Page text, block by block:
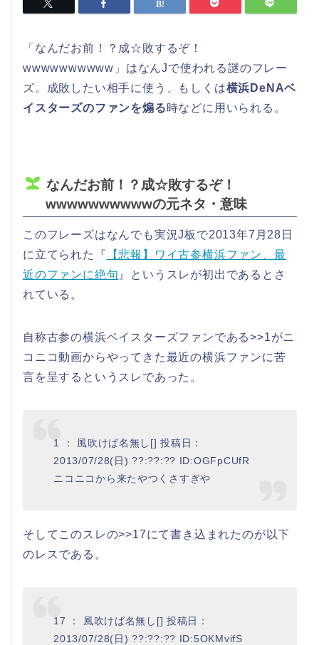
「なんだお前！？成☆敗するぞ！
wwwwwwwwww」はなんJで使われる謎のフレー
ズ。成敗したい相手に使う、もしくは横浜DeNAベ
イスターズのファンを煽る時などに用いられる。
なんだお前！？成☆敗するぞ！
wwwwwwwwwwの元ネタ・意味
このフレーズはなんでも実況J板で2013年7月28日
に立てられた『 【悲報】ワイ古参横浜ファン、最
近のファンに絶句 』というスレが初出であるとさ
れている。
自称古参の横浜ベイスターズファンである>>1がニ
コニコ動画からやってきた最近の横浜ファンに苦
言を呈するというスレであった。
1 ： 風吹けば名無し[] 投稿日：
2013/07/28(日) ??:??:?? ID:OGFpCUfR
ニコニコから来たやつくさすぎや
そしてこのスレの>>17にて書き込まれたのが以下
のレスである。
17 ： 風吹けば名無し[] 投稿日：
2013/07/28(日) ??:??:?? ID:5OKMvifS